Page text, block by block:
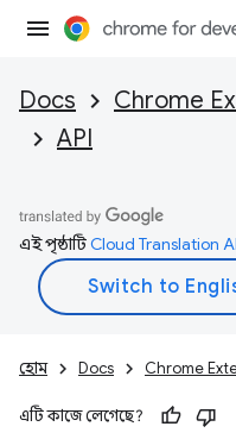
Docs Chrome
API
এই পৃষ্ঠাটিCloud Translation
হোম Docs Chrome
এটি কাজে লেগেছে?